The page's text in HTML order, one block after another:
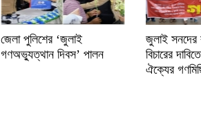
জেলা পুলিশের ‘জুলাই
গণঅভ্যুত্থান দিবস’ পালন
জুলাই সনদের
বিচারের
ঐক্যের